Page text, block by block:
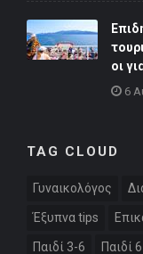
οι
6
TAG CLOUD
Γυναικολόγος
Έξυπνα tips
Παιδί 3-6 Παιδί